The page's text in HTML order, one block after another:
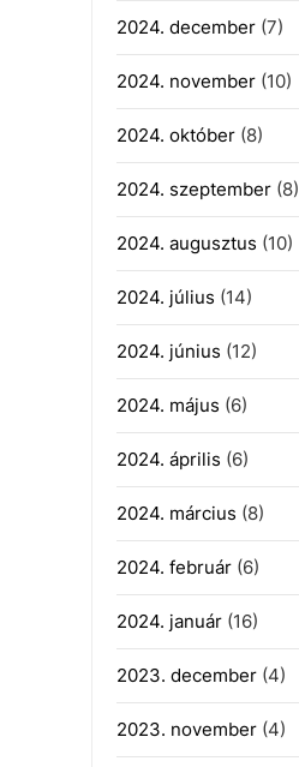
2024. december(7)
2024. november(10)
2024. október(8)
2024. szeptember(8)
2024. augusztus (10)
2024. július (14)
2024. június (12)
2024. május (6)
2024. április (6)
2024. március (8)
2024. február(6)
2024. január(16)
2023. december(4)
2023. november(4)